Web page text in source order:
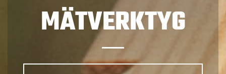
MÄTVERKTYG